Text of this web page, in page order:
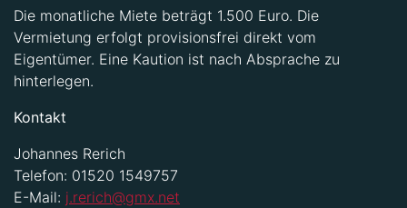
Die monatliche Miete beträgt 1.500 Euro. Die
Vermietung erfolgt provisionsfrei direkt vom
Eigentümer. Eine Kaution ist nach Absprache zu
hinterlegen.
Kontakt
Johannes Rerich
Telefon: 01520 1549757
E-Mail: j.rerich@gmx.net